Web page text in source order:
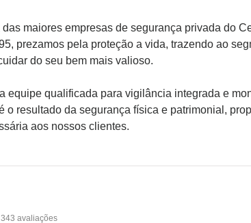
maiores empresas de segurança privada do
prezamos pela proteção a vida, trazendo ao
do seu bem mais valioso.
equipe qualificada para vigilância integrada e
o resultado da segurança física e patrimonial,
aos nossos clientes.
343 avaliações